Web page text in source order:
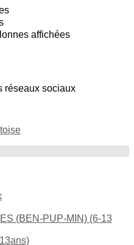
affichées
réseaux sociaux
(BEN-PUP-MIN) (6-13